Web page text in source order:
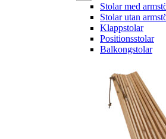
Stolar med
Stolar utan
Klappstolar
Positionsstolar
Balkongstolar